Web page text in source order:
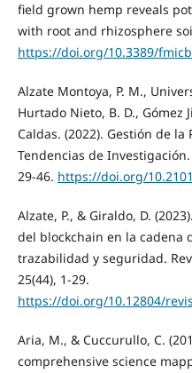
field grown hemp reveals
with root and rhizosphere
https://doi.org/10.3389/
Alzate Montoya, P. M.,
Hurtado Nieto, B. D., Gómez
Caldas. (2022). Gestión de
Tendencias de
29-46. https://doi.org/
Alzate, P., & Giraldo, D.
del blockchain en la cadena
trazabilidad y seguridad.
25(44), 1-29.
https://doi.org/10.12804/
Aria, M., & Cuccurullo, C.
comprehensive science